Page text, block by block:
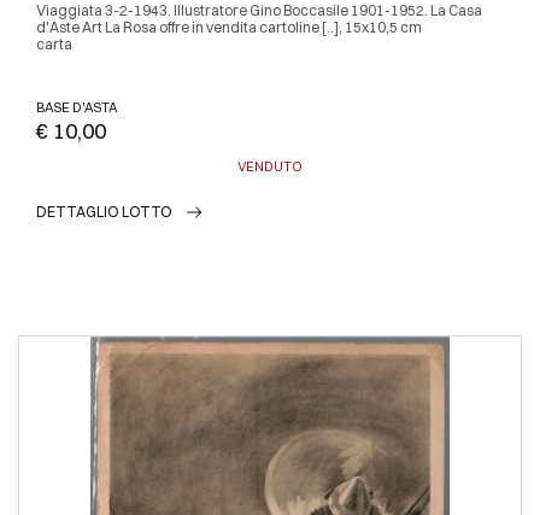
Viaggiata 3-2-1943. Illustratore Gino Boccasile 1901-1952. La Casa
d'Aste Art La Rosa offre in vendita cartoline [..], 15x10,5 cm
carta
BASE D'ASTA
€ 10,00
VENDUTO
DETTAGLIO LOTTO